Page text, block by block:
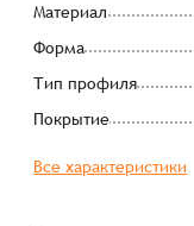
Материал
Форма
Тип профиля
Покрытие
Все характеристики